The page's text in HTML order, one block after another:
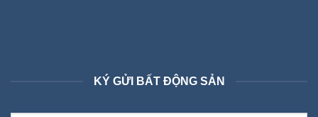
KÝ GỬI BẤT ĐỘNG SẢN